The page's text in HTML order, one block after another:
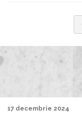
17 decembrie 2024